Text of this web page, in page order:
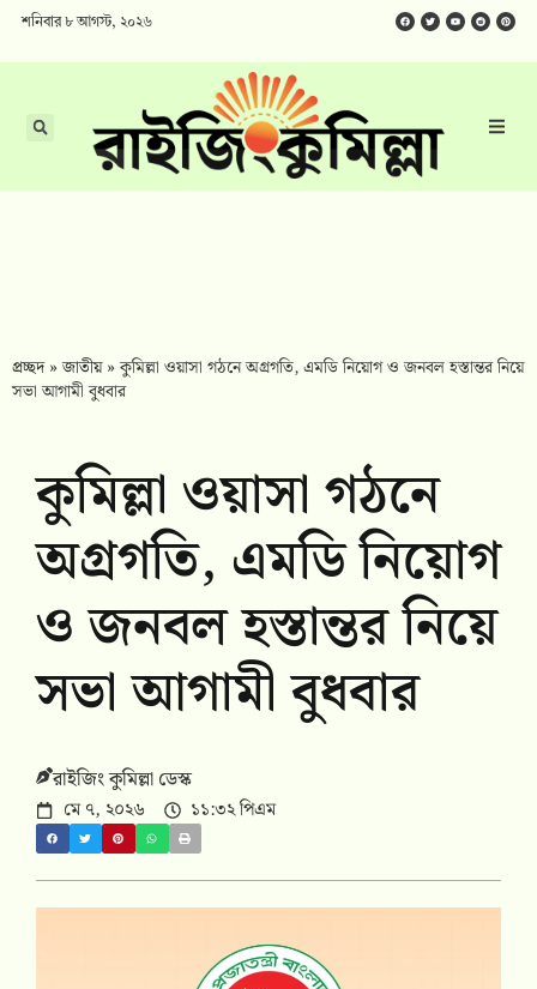
শনিবার ৮ আগস্ট, ২০২৬
প্রচ্ছদ»জাতীয়»কুমিল্লা ওয়াসা গঠনে অগ্রগতি, এমডি নিয়োগ ও জনবল হস্তান্তর নিয়ে
সভা আগামী বুধবার
কুমিল্লা ওয়াসা গঠনে
অগ্রগতি, এমডি নিয়োগ
ও জনবল হস্তান্তর নিয়ে
সভা আগামী বুধবার
রাইজিং কুমিল্লা ডেস্ক
মে ৭, ২০২৬ ১১:৩২ পিএম